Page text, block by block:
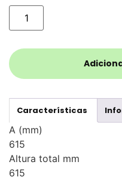
Características
A (mm)
615
Altura total mm
615